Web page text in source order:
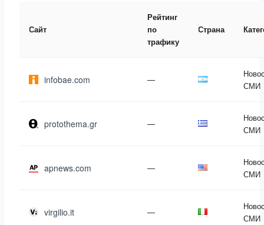
Сайт
Рейтинг
по
трафику
Страна
infobae.com —
СМИ
protothema.gr —
СМИ
apnews.com —
СМИ
virgilio.it —
СМИ